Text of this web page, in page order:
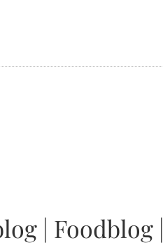
| Foodblog |